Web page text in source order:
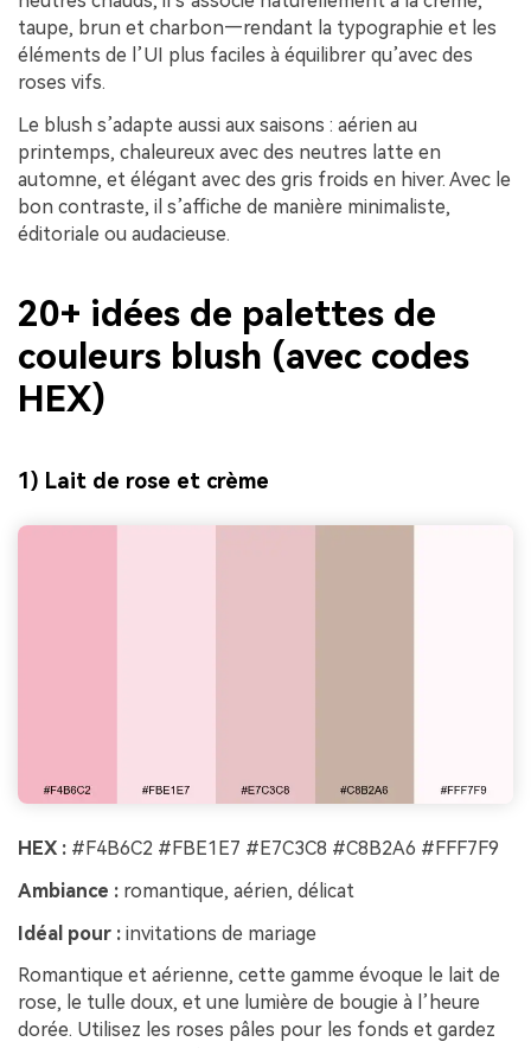
taupe, brun et charbon—rendant la typographie et les
éléments de l’UI plus faciles à équilibrer qu’avec des
roses vifs.
Le blush s’adapte aussi aux saisons : aérien au
printemps, chaleureux avec des neutres latte en
automne, et élégant avec des gris froids en hiver. Avec le
bon contraste, il s’affiche de manière minimaliste,
éditoriale ou audacieuse.
20+ idées de palettes de
couleurs blush (avec codes
HEX)
1) Lait de rose et crème
HEX : #F4B6C2 #FBE1E7 #E7C3C8 #C8B2A6 #FFF7F9
Ambiance : romantique, aérien, délicat
Idéal pour : invitations de mariage
Romantique et aérienne, cette gamme évoque le lait de
rose, le tulle doux, et une lumière de bougie à l’heure
dorée. Utilisez les roses pâles pour les fonds et gardez